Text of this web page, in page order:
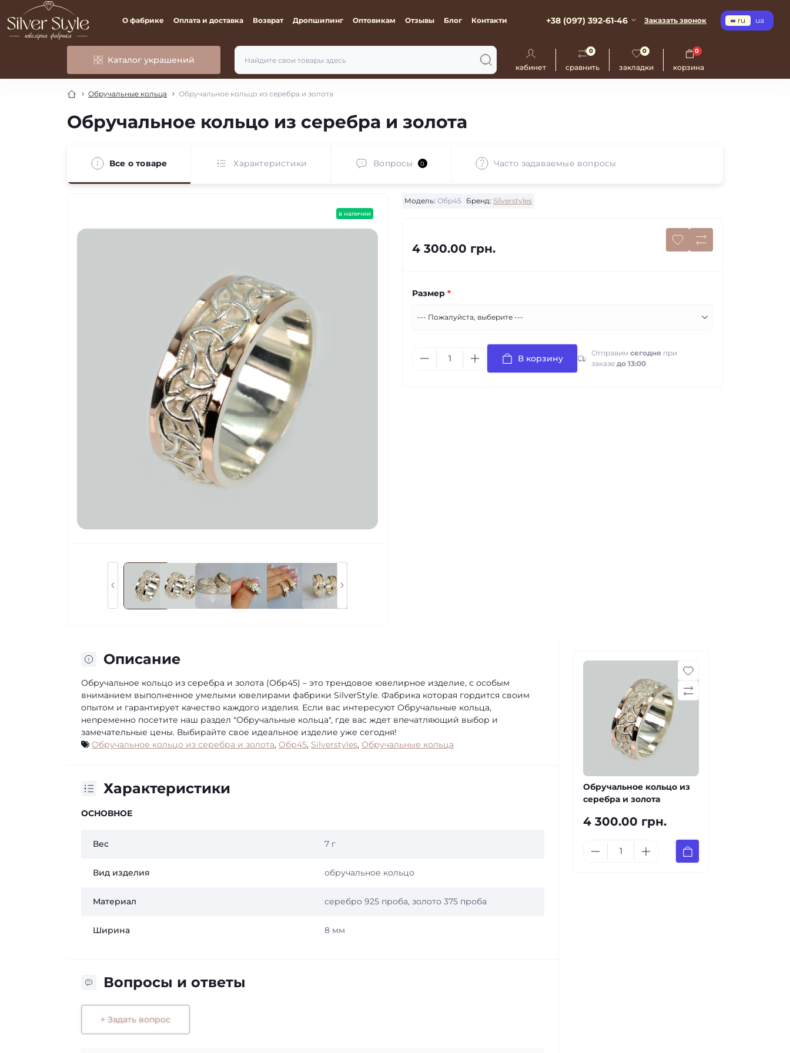
О фабрике Оплата и доставка Возврат Дропшипинг Оптовикам Отзывы Блог Контакти +38 (097) 392-61-46 Заказать звонок ru ua
Каталог украшений
кабинет сравнить
0
закладки
0
корзина
0
Обручальные кольца Обручальное кольцо из серебра и золота
Обручальное кольцо из серебра и золота
Все о товаре Характеристики Вопросы 0 Часто задаваемые вопросы
в наличии
Модель: Обр45 Бренд: Silverstyles
4 300.00 грн.
Размер *
В корзину
Отправим сегодня при
заказе до 13:00
Описание
Обручальное кольцо из серебра и золота (Обр45) – это трендовое ювелирное изделие, с особым
вниманием выполненное умелыми ювелирами фабрики SilverStyle. Фабрика которая гордится своим
опытом и гарантирует качество каждого изделия. Если вас интересуют Обручальные кольца,
непременно посетите наш раздел "Обручальные кольца", где вас ждет впечатляющий выбор и
замечательные цены. Выбирайте свое идеальное изделие уже сегодня!
Обручальное кольцо из серебра и золота, Обр45, Silverstyles, Обручальные кольца
Характеристики
ОСНОВНОЕ
Вес 7 г
Вид изделия обручальное кольцо
Материал серебро 925 проба, золото 375 проба
Ширина 8 мм
Вопросы и ответы
+ Задать вопрос
Обручальное кольцо из
серебра и золота
4 300.00 грн.